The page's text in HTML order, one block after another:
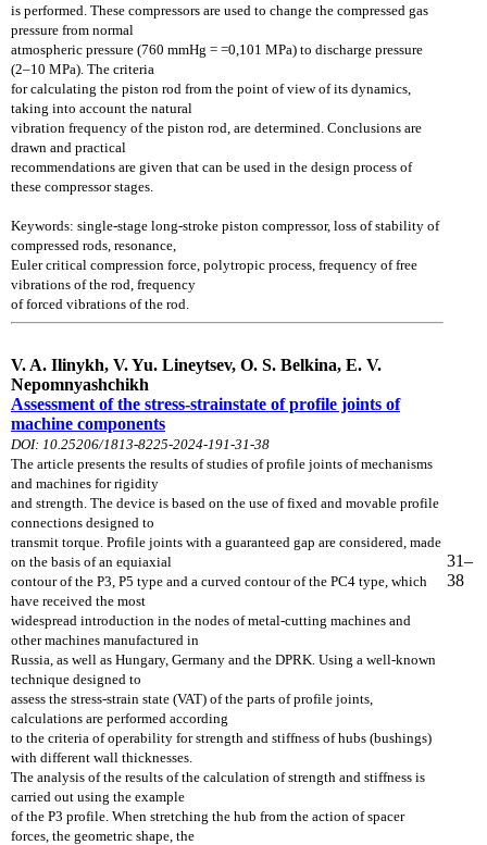
is performed. These compressors are used to change the compressed gas
pressure from normal
atmospheric pressure (760 mmHg = =0,101 MPa) to discharge pressure
(2–10 MPa). The criteria
for calculating the piston rod from the point of view of its dynamics,
taking into account the natural
vibration frequency of the piston rod, are determined. Conclusions are
drawn and practical
recommendations are given that can be used in the design process of
these compressor stages.
Keywords: single-stage long-stroke piston compressor, loss of stability of
compressed rods, resonance,
Euler critical compression force, polytropic process, frequency of free
vibrations of the rod, frequency
of forced vibrations of the rod.
V. A. Ilinykh, V. Yu. Lineytsev, O. S. Belkina, E. V.
Nepomnyashchikh
Assessment of the stress-strainstate of profile joints of
machine components
DOI: 10.25206/1813-8225-2024-191-31-38
The article presents the results of studies of profile joints of mechanisms
and machines for rigidity
and strength. The device is based on the use of fixed and movable profile
connections designed to
transmit torque. Profile joints with a guaranteed gap are considered, made
on the basis of an equiaxial
contour of the P3, P5 type and a curved contour of the PC4 type, which
have received the most
widespread introduction in the nodes of metal-cutting machines and
other machines manufactured in
Russia, as well as Hungary, Germany and the DPRK. Using a well-known
technique designed to
assess the stress-strain state (VAT) of the parts of profile joints,
calculations are performed according
to the criteria of operability for strength and stiffness of hubs (bushings)
with different wall thicknesses.
The analysis of the results of the calculation of strength and stiffness is
carried out using the example
of the P3 profile. When stretching the hub from the action of spacer
forces, the geometric shape, the
31–
38